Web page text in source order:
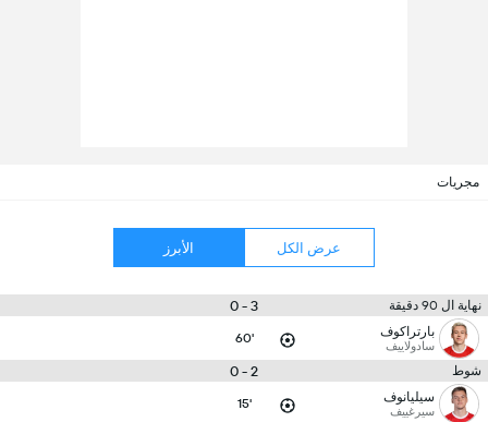
مجريات
عرض الكل الأبرز
نهاية ال 90 دقيقة 3 - 0
بارتراكوف
سادولاييف 60'
شوط 2 - 0
سيليانوف
سيرغييف 15'